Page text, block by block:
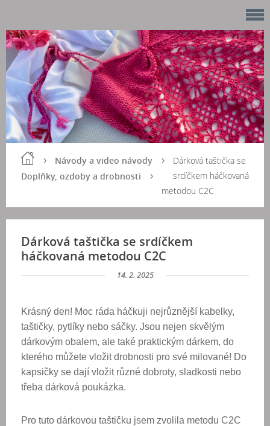
Návody a video návody
Doplňky, ozdoby a drobnosti
Dárková taštička se
srdíčkem háčkovaná
metodou C2C
Dárková taštička se srdíčkem
háčkovaná metodou C2C
14. 2. 2025
Krásný den! Moc ráda háčkuji nejrůznější kabelky,
taštičky, pytlíky nebo sáčky. Jsou nejen skvělým
dárkovým obalem, ale také praktickým dárkem, do
kterého můžete vložit drobnosti pro své milované! Do
kapsičky se dají vložit různé dobroty, sladkosti nebo
třeba dárková poukázka.
Pro tuto dárkovou taštičku jsem zvolila metodu C2C